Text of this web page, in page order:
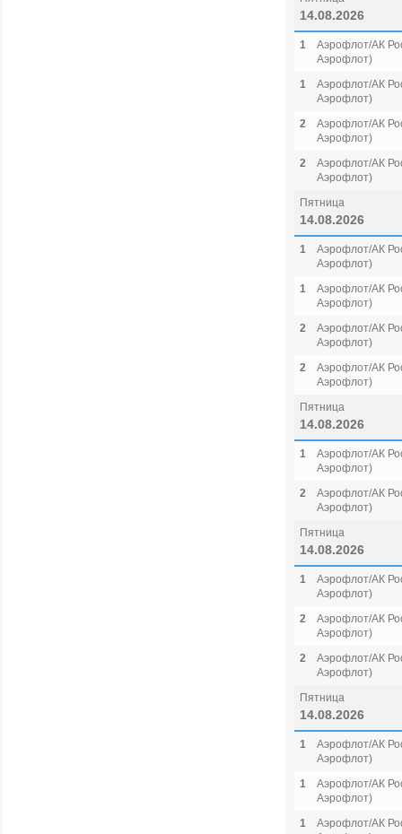
14.08.2026
1
Аэрофлот/АК
Аэрофлот)
1
Аэрофлот/АК
Аэрофлот)
2
Аэрофлот/АК
Аэрофлот)
2
Аэрофлот/АК
Аэрофлот)
Пятница
14.08.2026
1
Аэрофлот/АК
Аэрофлот)
1
Аэрофлот/АК
Аэрофлот)
2
Аэрофлот/АК
Аэрофлот)
2
Аэрофлот/АК
Аэрофлот)
Пятница
14.08.2026
1
Аэрофлот/АК
Аэрофлот)
2
Аэрофлот/АК
Аэрофлот)
Пятница
14.08.2026
1
Аэрофлот/АК
Аэрофлот)
2
Аэрофлот/АК
Аэрофлот)
2
Аэрофлот/АК
Аэрофлот)
Пятница
14.08.2026
1
Аэрофлот/АК
Аэрофлот)
1
Аэрофлот/АК
Аэрофлот)
1
Аэрофлот/АК